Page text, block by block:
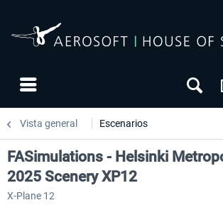
Vista general Escenarios
FASimulations - Helsinki
2025 Scenery XP12
X-Plane 12